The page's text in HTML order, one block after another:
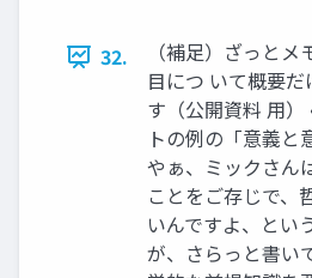
32.
（補足）ざっと
目につ いて概要
す（公開資料 用）
トの例の「意義と
やぁ、ミックさん
ことをご存じで、
いんですよ、とい
が、さらっと書い